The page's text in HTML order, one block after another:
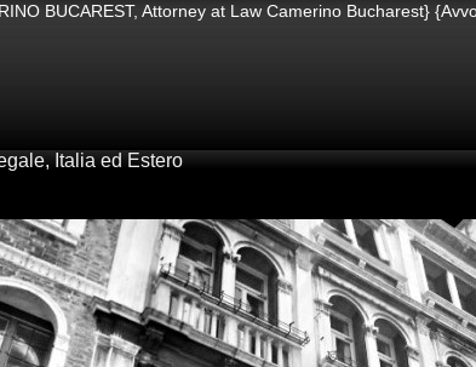
BUCAREST, Attorney at Law Camerino Bucharest}
Italia ed Estero